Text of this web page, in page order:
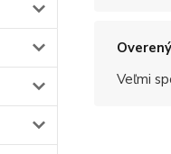
Veľmi